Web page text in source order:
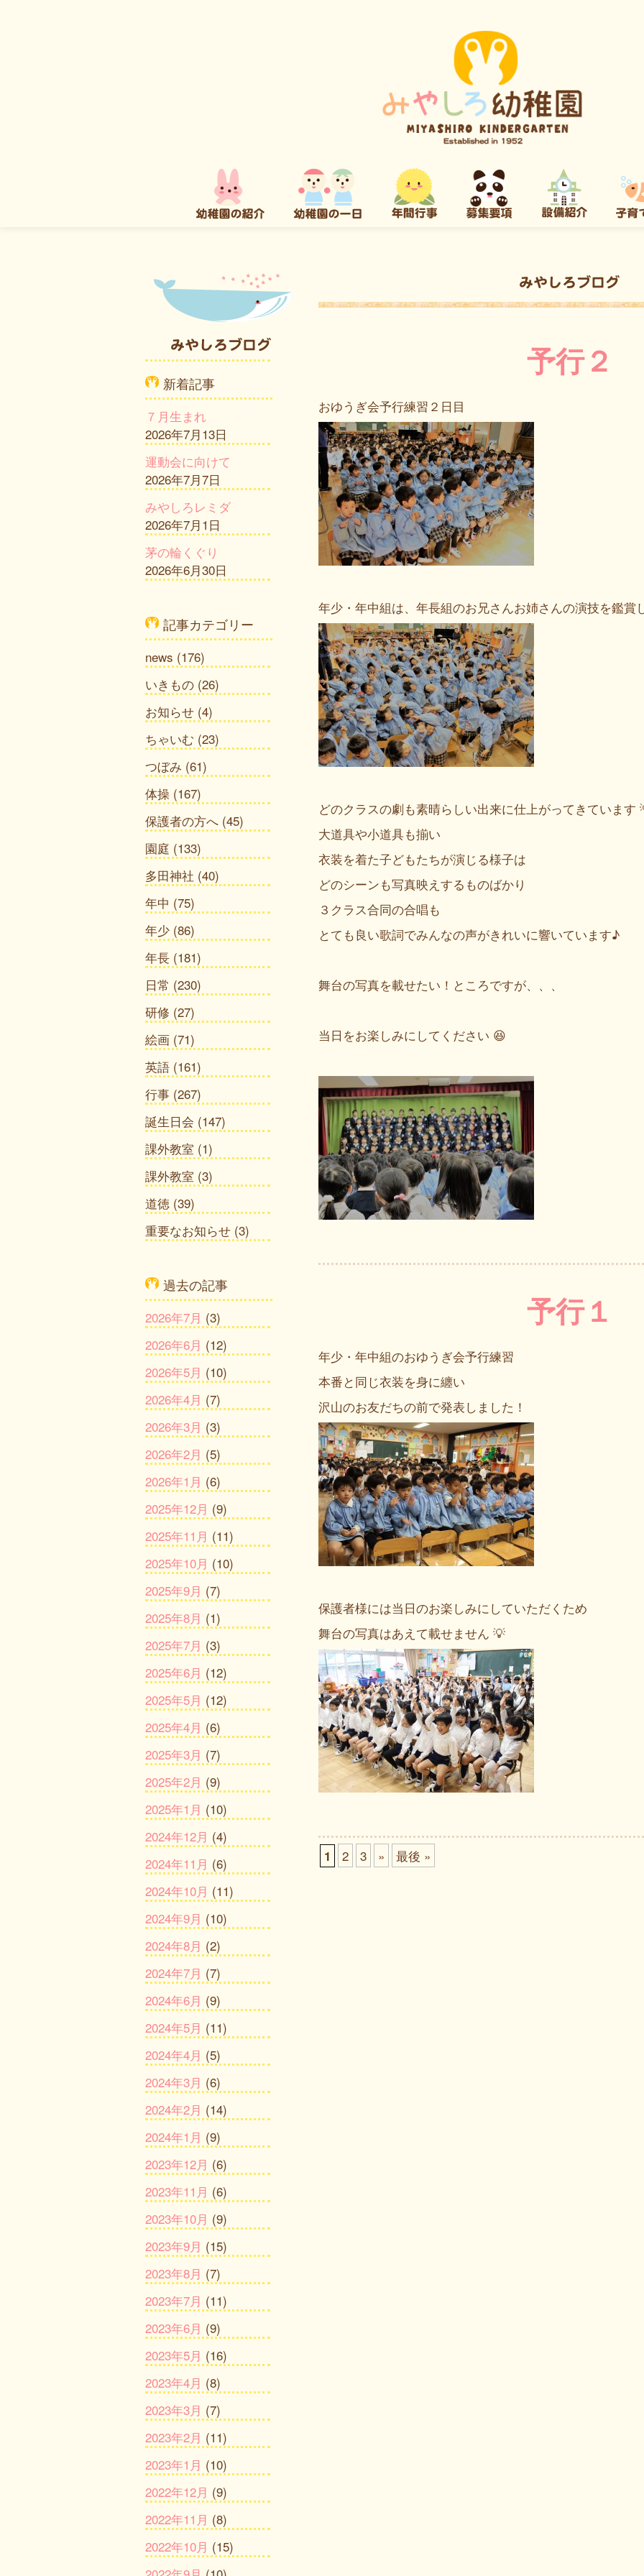
予行２
おゆうぎ会予行練習２日目
年少・年中組は、年長組のお兄さんお姉さんの演技を鑑賞
どのクラスの劇も素晴らしい出来に仕上がってきています
大道具や小道具も揃い
衣装を着た子どもたちが演じる様子は
どのシーンも写真映えするものばかり
３クラス合同の合唱も
とても良い歌詞でみんなの声がきれいに響いています♪
舞台の写真を載せたい！ところですが、、、
当日をお楽しみにしてください 😆
予行１
年少・年中組のおゆうぎ会予行練習
本番と同じ衣装を身に纏い
沢山のお友だちの前で発表しました！
保護者様には当日のお楽しみにしていただくため
舞台の写真はあえて載せません 💡
1 2 3 » 最後 »
新着記事
７月生まれ
2026年7月13日
運動会に向けて
2026年7月7日
みやしろレミダ
2026年7月1日
茅の輪くぐり
2026年6月30日
記事カテゴリー
news (176)
いきもの (26)
お知らせ (4)
ちゃいむ (23)
つぼみ (61)
体操 (167)
保護者の方へ (45)
園庭 (133)
多田神社 (40)
年中 (75)
年少 (86)
年長 (181)
日常 (230)
研修 (27)
絵画 (71)
英語 (161)
行事 (267)
誕生日会 (147)
課外教室 (1)
課外教室 (3)
道徳 (39)
重要なお知らせ (3)
過去の記事
2026年7月 (3)
2026年6月 (12)
2026年5月 (10)
2026年4月 (7)
2026年3月 (3)
2026年2月 (5)
2026年1月 (6)
2025年12月 (9)
2025年11月 (11)
2025年10月 (10)
2025年9月 (7)
2025年8月 (1)
2025年7月 (3)
2025年6月 (12)
2025年5月 (12)
2025年4月 (6)
2025年3月 (7)
2025年2月 (9)
2025年1月 (10)
2024年12月 (4)
2024年11月 (6)
2024年10月 (11)
2024年9月 (10)
2024年8月 (2)
2024年7月 (7)
2024年6月 (9)
2024年5月 (11)
2024年4月 (5)
2024年3月 (6)
2024年2月 (14)
2024年1月 (9)
2023年12月 (6)
2023年11月 (6)
2023年10月 (9)
2023年9月 (15)
2023年8月 (7)
2023年7月 (11)
2023年6月 (9)
2023年5月 (16)
2023年4月 (8)
2023年3月 (7)
2023年2月 (11)
2023年1月 (10)
2022年12月 (9)
2022年11月 (8)
2022年10月 (15)